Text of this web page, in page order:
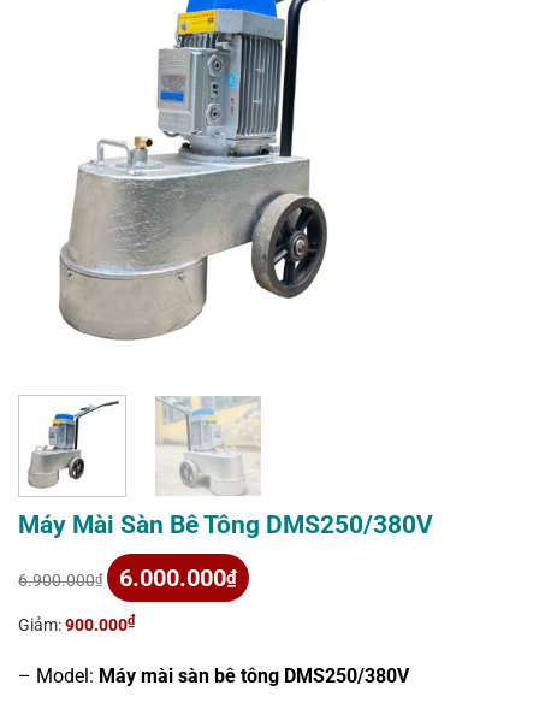
Máy Mài Sàn Bê Tông DMS250/380V
6.900.000₫
gốc
là:
6.900.000₫.
6.000.000₫
hiện
tại
là:
Giảm:900.000₫
– Model: Máy mài sàn bê tông DMS250/380V